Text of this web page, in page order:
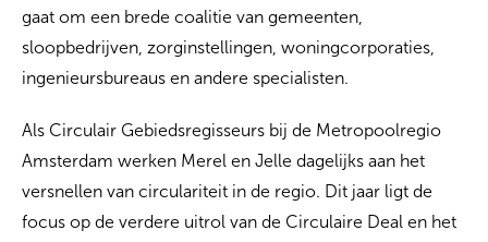
gaat om een brede coalitie van gemeenten,
sloopbedrijven, zorginstellingen, woningcorporaties,
ingenieursbureaus en andere specialisten.
Als Circulair Gebiedsregisseurs bij de Metropoolregio
Amsterdam werken Merel en Jelle dagelijks aan het
versnellen van circulariteit in de regio. Dit jaar ligt de
focus op de verdere uitrol van de Circulaire Deal en het